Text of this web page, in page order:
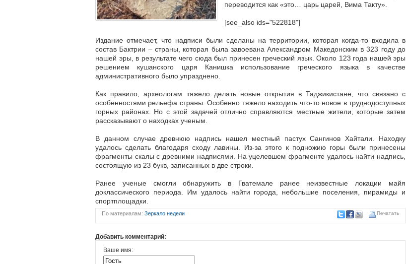
переводится как «это… царь царей, Вима Такту».
[see_also ids="522818"]
Издание отмечает, что надписи были сделаны на территории, которая когда-то входила в
состав Бактрии – страны, которая была завоевана Александром Македонским в 323 году до
нашей эры, в результате чего сюда был принесен греческий язык. Около 123 года нашей эры
решением кушанского царя Канишка использование греческого языка в качестве
административного было упразднено.
Как правило, археологам тяжело делать новые открытия в Таджикистане, что связано с
особенностями рельефа страны. Особенно тяжело находить что-то новое в труднодоступных
горных районах. Но с этой задачей отлично справляются местные жители, которые затем
рассказывают о находках ученым.
В данном случае древнюю надпись нашел местный пастух Сангинов Хайтали. Находку
удалось сделать благодаря сходу лавины. Из-за этого к подножию горы были принесены
фрагменты скалы с древними надписями. На уцелевшем фрагменте удалось найти надпись,
состоящую из 23 букв, записанных в две строки.
Ранее ученые смогли обнаружить в Гватемале ранее неизвестные локации майя
доклассического периода. Им удалось найти города, небольшие поселения, пирамиды и
спортплощадки.
Печатать
По материалам: Зеркало недели
Добавить комментарий:
Ваше имя: